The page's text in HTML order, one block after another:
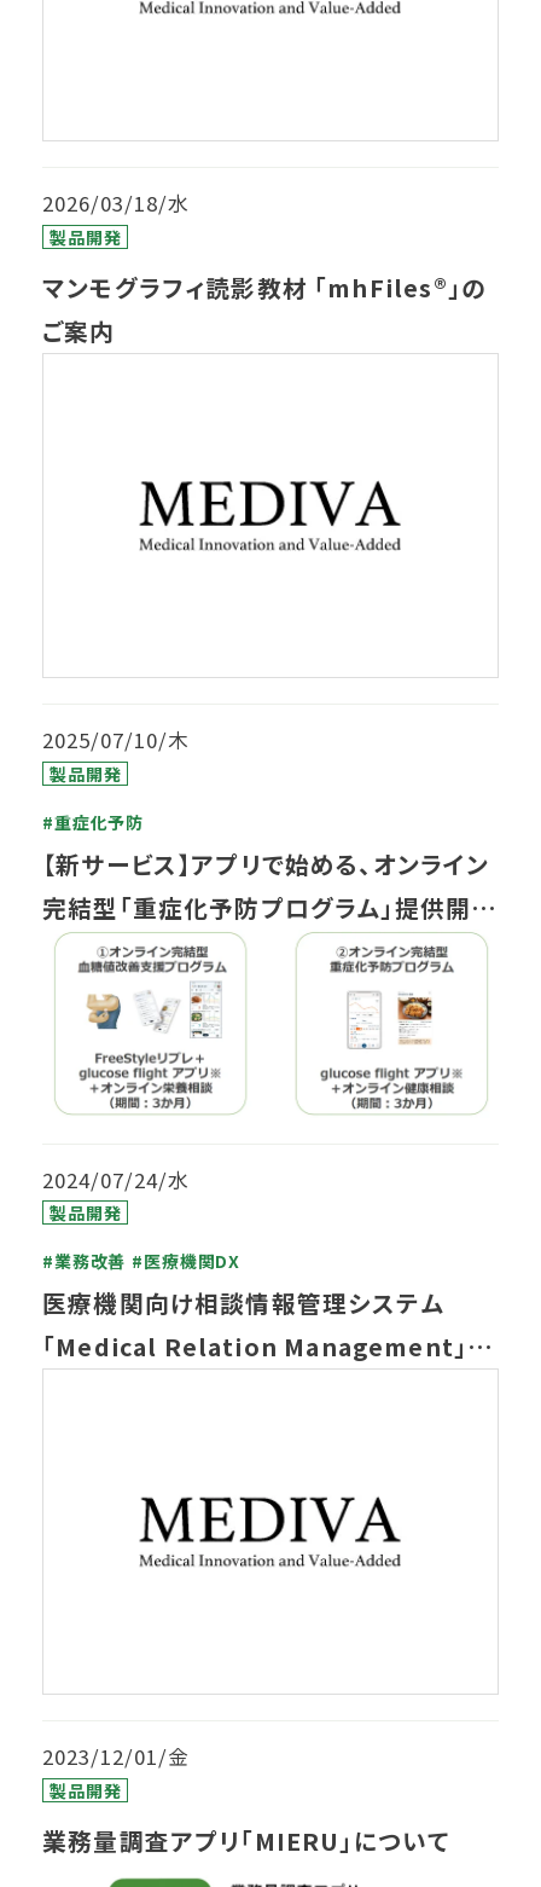
2026/03/18/水
製品開発
マンモグラフィ読影教材 「mhFiles®」の
ご案内
2025/07/10/木
製品開発
#重症化予防
【新サービス】アプリで始める、オンライン
完結型「重症化予防プログラム」提供開始
のお知らせ（医療DX等補助金へも対応）
2024/07/24/水
製品開発
#業務改善 #医療機関DX
医療機関向け相談情報管理システム
「Medical Relation Management」に
2023/12/01/金
製品開発
業務量調査アプリ「MIERU」について